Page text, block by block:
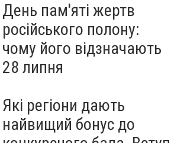
День пам'яті жертв
російського полону:
чому його відзначають
28 липня
Які регіони дають
найвищий бонус до